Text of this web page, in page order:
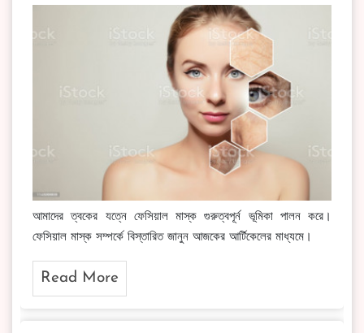
আমাদের ত্বকের যত্নে ফেসিয়াল মাস্ক গুরুত্বপূর্ন ভূমিকা পালন করে।
ফেসিয়াল মাস্ক সম্পর্কে বিস্তারিত জানুন আজকের আর্টিকেলের মাধ্যমে।
Read More